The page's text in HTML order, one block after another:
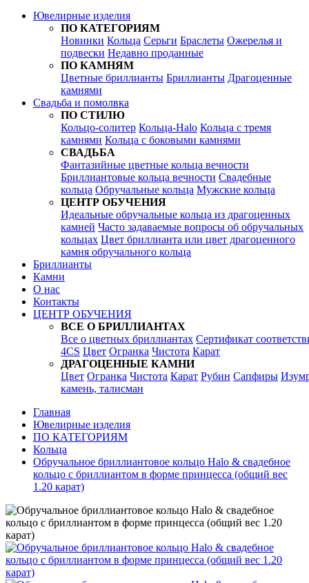
Ювелирные изделия
ПО КАТЕГОРИЯМ
Новинки Кольца Серьги Браслеты Ожерелья и
подвески Недавно проданные
ПО КАМНЯМ
Цветные бриллианты Бриллианты Драгоценные
камнями
Свадьба и помолвка
ПО СТИЛЮ
Кольцо-солитер Кольца-Halo Кольца c тремя
камнями Кольца c боковыми камнями
СВАДЬБА
Фантазийные цветные кольца вечности
Бриллиантовые кольца вечности Свадебные
кольца Обручальные кольца Мужские кольца
ЦЕНТР ОБУЧЕНИЯ
Идеальные обручальные кольца из драгоценных
камней Часто задаваемые вопросы об обручальных
кольцах Цвет бриллианта или цвет драгоценного
камня обручального кольца
Бриллианты
Камни
О нас
Контакты
ЦЕНТР ОБУЧЕНИЯ
ВСЕ О БРИЛЛИАНТАХ
Все о цветных бриллиантах Сертификат
4CS Цвет Огранка Чистота Карат
ДРАГОЦЕННЫЕ КАМНИ
Цвет Огранка Чистота Карат Рубин Сапфиры
камень, талисман
Главная
Ювелирные изделия
ПО КАТЕГОРИЯМ
Кольца
Обручальное бриллиантовое кольцо Halo & свадебное
кольцо с бриллиантом в форме принцесса (общий вес
1.20 карат)